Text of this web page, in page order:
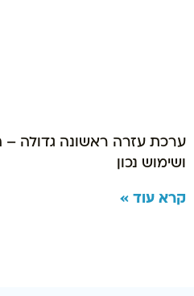
ערכת עזרה ראשונה גדולה
ושימוש נכון
קרא עוד »